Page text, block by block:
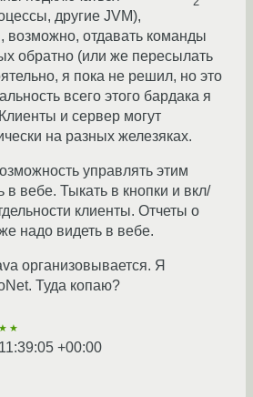
другие JVM),
возможно, отдавать команды
обратно (или же пересылать
я пока не решил, но это
всего этого бардака я
и сервер могут
на разных железяках.
управлять этим
вебе. Тыкать в кнопки и вкл/
клиенты. Отчеты о
надо видеть в вебе.
организовывается. Я
Туда копаю?
+00:00